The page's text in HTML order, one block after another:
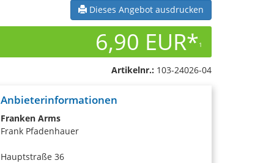
Dieses Angebot ausdrucken
6,90 EUR*1
Artikelnr.: 103-24026-04
Anbieterinformationen
Franken Arms
Frank Pfadenhauer
Hauptstraße 36